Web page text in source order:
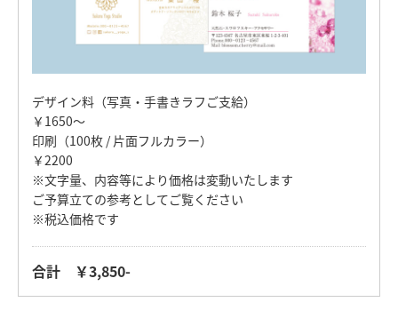
デザイン料（写真・手書きラフご支給）
￥1650〜
印刷（100枚 / 片面フルカラー）
￥2200
※文字量、内容等により価格は変動いたします
ご予算立ての参考としてご覧ください
※税込価格です
合計 ￥3,850-